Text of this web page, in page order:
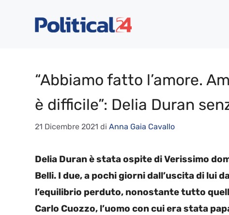
“Abbiamo fatto l’amore.
è difficile”: Delia Duran
21 Dicembre 2021 di Anna Gaia Cavallo
Delia Duran è stata ospite di Verissimo
Belli. I due, a pochi giorni dall’uscita di lui
l’equilibrio perduto, nonostante tutto
Carlo Cuozzo, l’uomo con cui era stata